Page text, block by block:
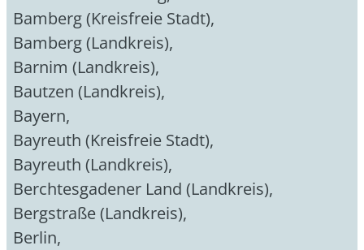
Bamberg (Kreisfreie Stadt),
Bamberg (Landkreis),
Barnim (Landkreis),
Bautzen (Landkreis),
Bayern,
Bayreuth (Kreisfreie Stadt),
Bayreuth (Landkreis),
Berchtesgadener Land (Landkreis),
Bergstraße (Landkreis),
Berlin,